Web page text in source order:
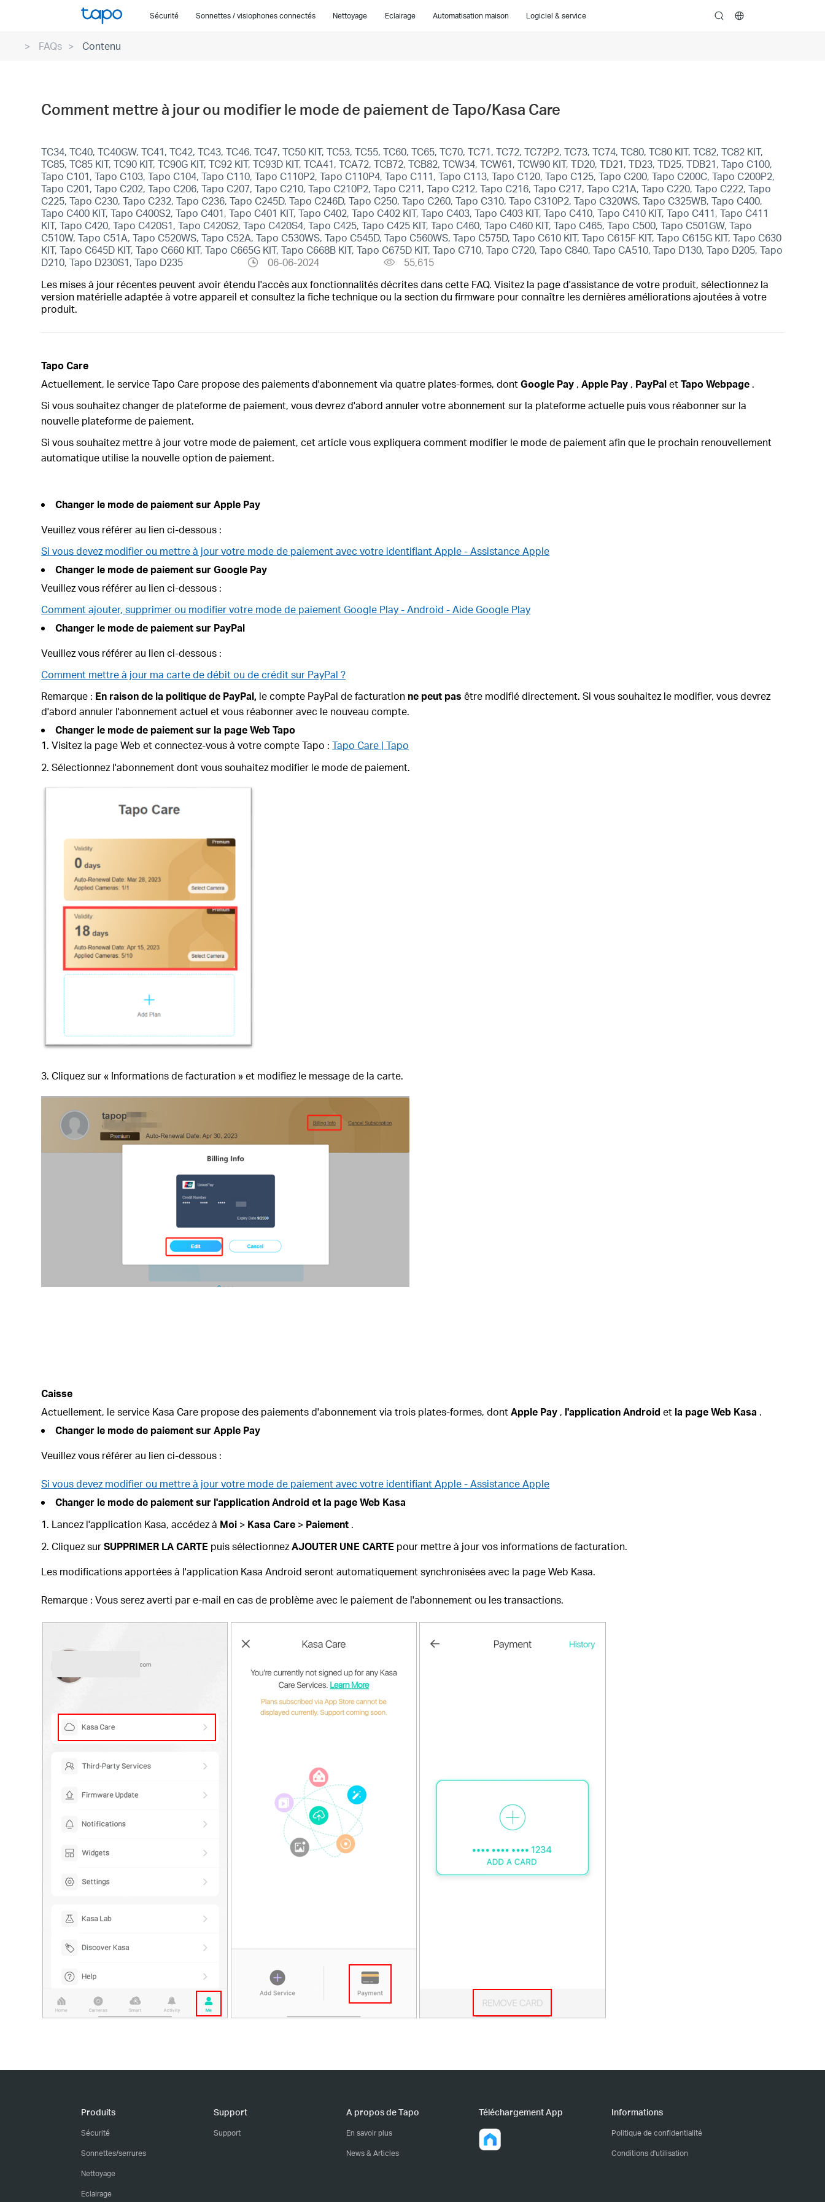
Sécurité Sonnettes / visiophones connectés Nettoyage Eclairage Automatisation maison Logiciel & service search
FAQs Contenu
Comment mettre à jour ou modifier le mode de paiement de Tapo/Kasa Care
TC34, TC40, TC40GW, TC41, TC42, TC43, TC46, TC47, TC50 KIT, TC53, TC55, TC60, TC65, TC70, TC71, TC72, TC72P2, TC73, TC74, TC80, TC80 KIT, TC82, TC82 KIT,
TC85, TC85 KIT, TC90 KIT, TC90G KIT, TC92 KIT, TC93D KIT, TCA41, TCA72, TCB72, TCB82, TCW34, TCW61, TCW90 KIT, TD20, TD21, TD23, TD25, TDB21, Tapo C100,
Tapo C101, Tapo C103, Tapo C104, Tapo C110, Tapo C110P2, Tapo C110P4, Tapo C111, Tapo C113, Tapo C120, Tapo C125, Tapo C200, Tapo C200C, Tapo C200P2,
Tapo C201, Tapo C202, Tapo C206, Tapo C207, Tapo C210, Tapo C210P2, Tapo C211, Tapo C212, Tapo C216, Tapo C217, Tapo C21A, Tapo C220, Tapo C222, Tapo
C225, Tapo C230, Tapo C232, Tapo C236, Tapo C245D, Tapo C246D, Tapo C250, Tapo C260, Tapo C310, Tapo C310P2, Tapo C320WS, Tapo C325WB, Tapo C400,
Tapo C400 KIT, Tapo C400S2, Tapo C401, Tapo C401 KIT, Tapo C402, Tapo C402 KIT, Tapo C403, Tapo C403 KIT, Tapo C410, Tapo C410 KIT, Tapo C411, Tapo C411
KIT, Tapo C420, Tapo C420S1, Tapo C420S2, Tapo C420S4, Tapo C425, Tapo C425 KIT, Tapo C460, Tapo C460 KIT, Tapo C465, Tapo C500, Tapo C501GW, Tapo
C510W, Tapo C51A, Tapo C520WS, Tapo C52A, Tapo C530WS, Tapo C545D, Tapo C560WS, Tapo C575D, Tapo C610 KIT, Tapo C615F KIT, Tapo C615G KIT, Tapo C630
KIT, Tapo C645D KIT, Tapo C660 KIT, Tapo C665G KIT, Tapo C668B KIT, Tapo C675D KIT, Tapo C710, Tapo C720, Tapo C840, Tapo CA510, Tapo D130, Tapo D205, Tapo
D210, Tapo D230S1, Tapo D235
06-06-2024
55,615
Les mises à jour récentes peuvent avoir étendu l'accès aux fonctionnalités décrites dans cette FAQ. Visitez la page d'assistance de votre produit, sélectionnez la
version matérielle adaptée à votre appareil et consultez la fiche technique ou la section du firmware pour connaître les dernières améliorations ajoutées à votre
produit.
Tapo Care
Actuellement, le service Tapo Care propose des paiements d'abonnement via quatre plates-formes, dontGoogle Pay ,Apple Pay , PayPaletTapo Webpage .
Si vous souhaitez changer de plateforme de paiement, vous devrez d'abord annuler votre abonnement sur la plateforme actuelle puis vous réabonner sur la
nouvelle plateforme de paiement.
Si vous souhaitez mettre à jour votre mode de paiement, cet article vous expliquera comment modifier le mode de paiement afin que le prochain renouvellement
automatique utilise la nouvelle option de paiement.
Changer le mode de paiement sur Apple Pay
Veuillez vous référer au lien ci-dessous :
Si vous devez modifier ou mettre à jour votre mode de paiement avec votre identifiant Apple - Assistance Apple
Changer le mode de paiement sur Google Pay
Veuillez vous référer au lien ci-dessous :
Comment ajouter, supprimer ou modifier votre mode de paiement Google Play - Android - Aide Google Play
Changer le mode de paiement sur PayPal
Veuillez vous référer au lien ci-dessous :
Comment mettre à jour ma carte de débit ou de crédit sur PayPal ?
Remarque : En raison de la politique de PayPal, le compte PayPal de facturation ne peut pas être modifié directement. Si vous souhaitez le modifier, vous devrez
d'abord annuler l'abonnement actuel et vous réabonner avec le nouveau compte.
Changer le mode de paiement sur la page Web Tapo
Visitez la page Web et connectez-vous à votre compte Tapo :Tapo Care | Tapo
Sélectionnez l'abonnement dont vous souhaitez modifier le mode de paiement.
3. Cliquez sur « Informations de facturation » et modifiez le message de la carte.
Caisse
Actuellement, le service Kasa Care propose des paiements d'abonnement via trois plates-formes, dontApple Pay , l'application Android et la page Web Kasa .
Changer le mode de paiement sur Apple Pay
Veuillez vous référer au lien ci-dessous :
Si vous devez modifier ou mettre à jour votre mode de paiement avec votre identifiant Apple - Assistance Apple
Changer le mode de paiement sur l'application Android et la page Web Kasa
Lancez l'application Kasa, accédez à Moi > Kasa Care > Paiement .
Cliquez surSUPPRIMER LA CARTE puis sélectionnezAJOUTER UNE CARTE pour mettre à jour vos informations de facturation.
Les modifications apportées à l'application Kasa Android seront automatiquement synchronisées avec la page Web Kasa.
Remarque : Vous serez averti par e-mail en cas de problème avec le paiement de l'abonnement ou les transactions.
Produits
Sécurité
Sonnettes/serrures
Nettoyage
Eclairage
Support
Support
A propos de Tapo
En savoir plus
News & Articles
Téléchargement App Informations
Politique de confidentialité
Conditions d'utilisation